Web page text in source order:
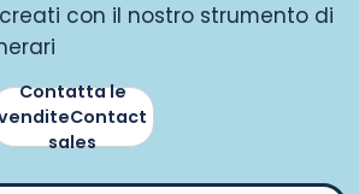
con il nostro strumento di
Contatta le
sales